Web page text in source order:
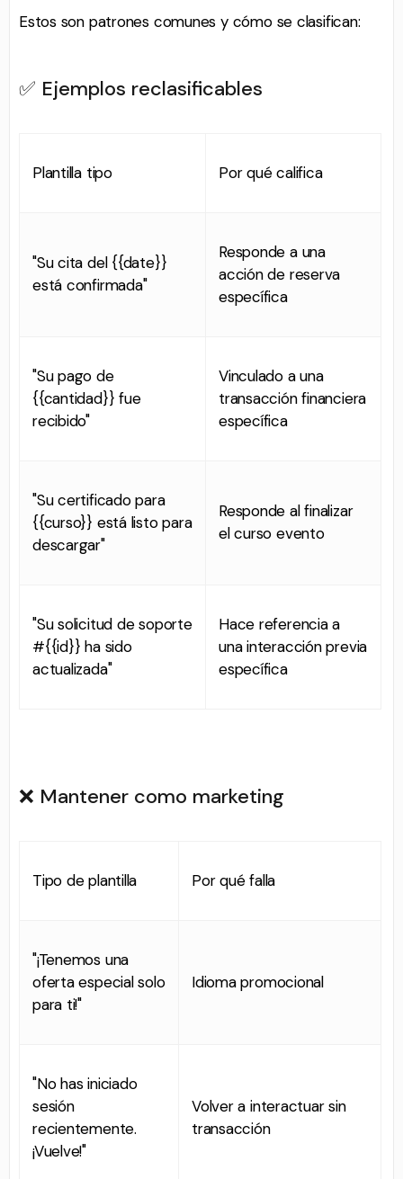
Estos son patrones comunes y cómo se clasifican:
✅ Ejemplos reclasificables
Plantilla tipo Por qué califica
"Su cita del {{date}}
está confirmada"
Responde a una
acción de reserva
específica
"Su pago de
{{cantidad}} fue
recibido"
Vinculado a una
transacción financiera
específica
"Su certificado para
{{curso}} está listo para
descargar"
Responde al finalizar
el curso evento
"Su solicitud de soporte
#{{id}} ha sido
actualizada"
Hace referencia a
una interacción previa
específica
❌ Mantener como marketing
Tipo de plantilla Por qué falla
"¡Tenemos una
oferta especial solo
para ti!"
Idioma promocional
"No has iniciado
sesión
recientemente.
¡Vuelve!"
Volver a interactuar sin
transacción